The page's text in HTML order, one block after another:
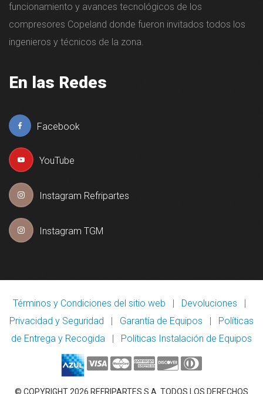
funcionamiento y avances tecnológicos de los
compresores Copeland donde fueron invitados todos los
ingenieros y técnicos de la zona.
En las Redes
Facebook
YouTube
Instagram Refripartes
Instagram TGM
Términos y Condiciones del sitio web | Devoluciones |
Privacidad y Seguridad | Garantía de Equipos | Políticas
de Entrega y Recogida | Políticas Instalación de Equipos
© COPYRIGHT 2026 REFRIPARTES S.A. TODOS LOS DERECHOS